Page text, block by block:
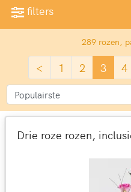
filters
289 rozen,
< 1 2 3 4
Drie roze rozen,